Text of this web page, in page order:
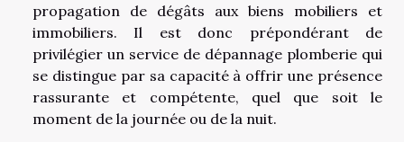
propagation de dégâts aux biens mobiliers et
immobiliers. Il est donc prépondérant de
privilégier un service de dépannage plomberie qui
se distingue par sa capacité à offrir une présence
rassurante et compétente, quel que soit le
moment de la journée ou de la nuit.